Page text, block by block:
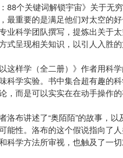
88个关键词解锁宇宙》关于
最重要的是满足他们对太空的
业科学团队撰写，提炼出关于
式呈现相关知识，以引人入胜
这样学（全二册）》作者用科
科学实验。书中集合超有趣的
，而是可以实实在在动手操作的
洛布讲述了“奥陌陌”的故事，
能性。洛布的这个假说指向了
科学方法所审视，也触及了一